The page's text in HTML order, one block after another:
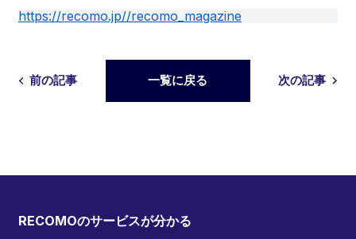
https://recomo.jp//recomo_magazine
前の記事 一覧に戻る 次の記事
RECOMOのサービスが分かる